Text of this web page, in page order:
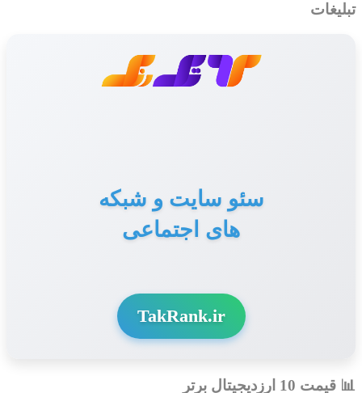
تبلیغات
سئو سایت و شبکه
های اجتماعی
TakRank.ir
📊 قیمت 10 ارزدیجیتال برتر